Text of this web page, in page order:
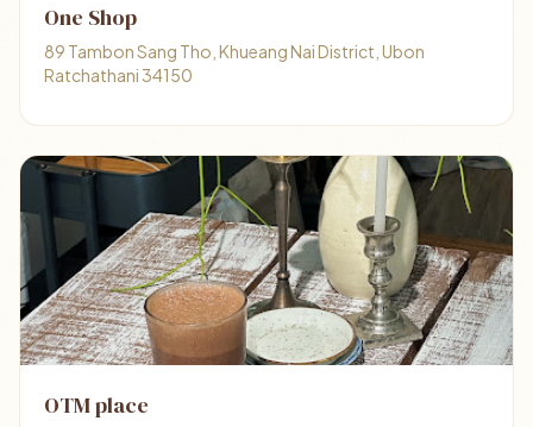
One Shop
89 Tambon Sang Tho, Khueang Nai District, Ubon
Ratchathani 34150
OTM place